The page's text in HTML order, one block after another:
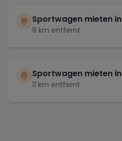
Sportwagen mieten in
9 km entfernt
Sportwagen mieten in
11 km entfernt